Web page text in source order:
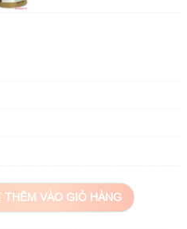
THÊM VÀO GIỎ HÀNG